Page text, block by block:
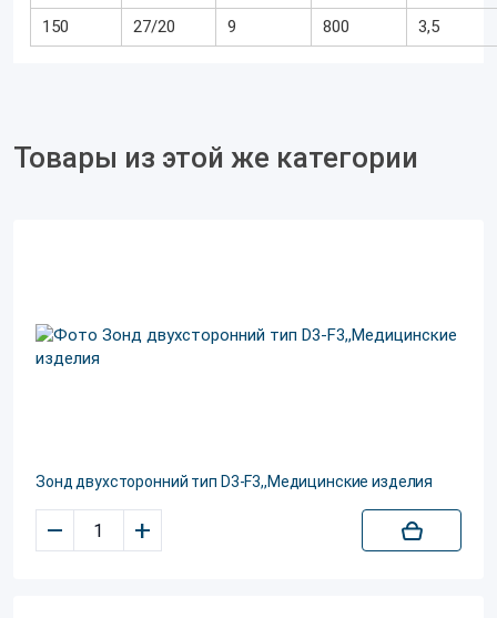
150 27/20 9 800 3,5
Товары из этой же категории
Зонд двухсторонний тип D3-F3,,Медицинские изделия
– +